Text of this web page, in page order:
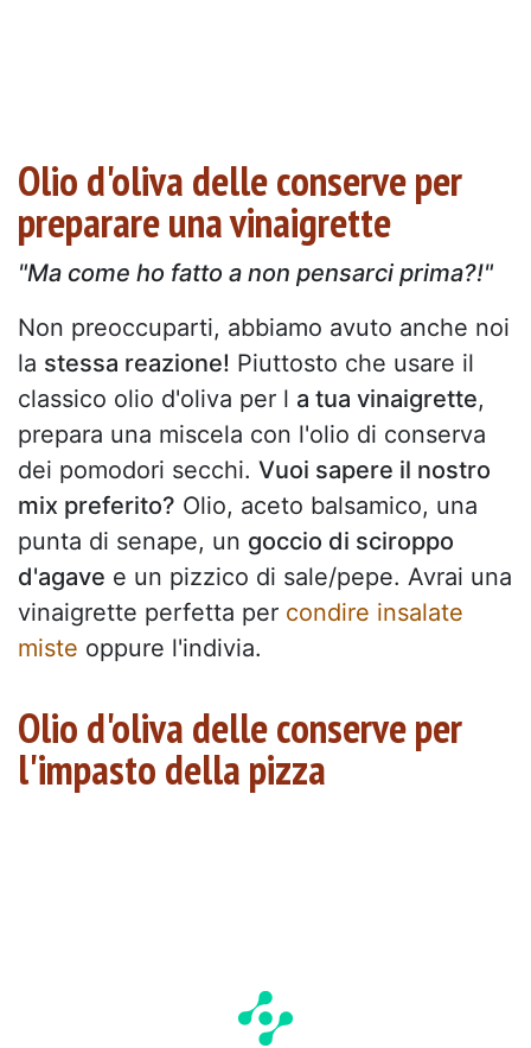
Olio d'oliva delle conserve per
preparare una vinaigrette
"Ma come ho fatto a non pensarci prima?!"
Non preoccuparti, abbiamo avuto anche noi
la stessa reazione! Piuttosto che usare il
classico olio d'oliva per l a tua vinaigrette,
prepara una miscela con l'olio di conserva
dei pomodori secchi. Vuoi sapere il nostro
mix preferito? Olio, aceto balsamico, una
punta di senape, un goccio di sciroppo
d'agave e un pizzico di sale/pepe. Avrai una
vinaigrette perfetta per condire insalate
miste oppure l'indivia.
Olio d'oliva delle conserve per
l'impasto della pizza